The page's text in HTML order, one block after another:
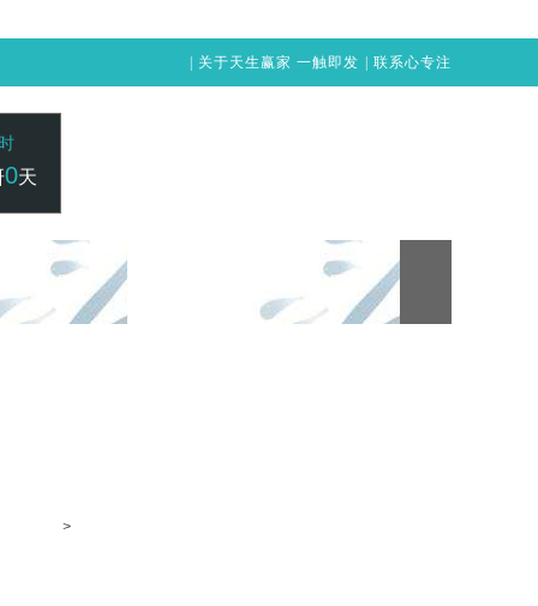
关于天生赢家 一触即发 联系心专注
0天
24小时咨询电话：
400-1515-211
一触即发 凯发vip-天生赢家 一触即发
>